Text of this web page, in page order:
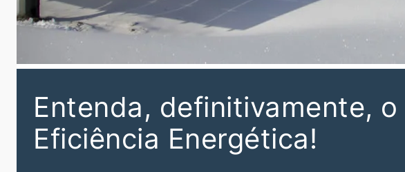
Entenda, definitivamente, o
Eficiência Energética!